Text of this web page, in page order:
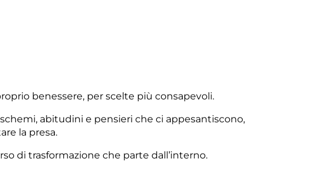
benessere, per scelte più consapevoli.
abitudini e pensieri che ci appesantiscono,
la presa.
di trasformazione che parte dall’interno.